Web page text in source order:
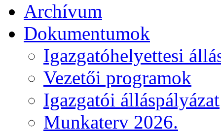
Archívum
Dokumentumok
Igazgatóhelyettesi
Vezetői programok
Igazgatói álláspályázat
Munkaterv 2026.